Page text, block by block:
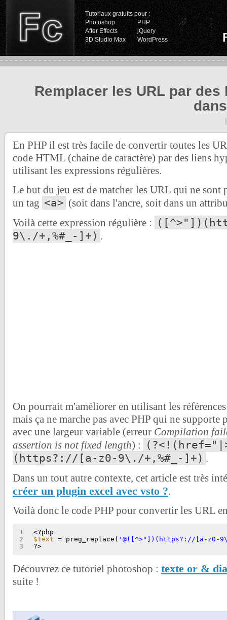
Tutoriaux gratuits pour :
Photoshop
PHP
After Effects
jQuery
3D Studio Max
WordPress
Remplacer les URL par des
En PHP il est très facile de convertir toutes les
code HTML (chaine de caractère) par des liens
utilisant les expressions régulières.
Le but du jeu est de matcher les URL qui ne sont
un tag <a> (soit dans l'ancre, soit dans un
Voilà cette expression régulière :
9\./+,%#_-]+) .
On pourrait m'améliorer en utilisant les
mais ça ne marche pas avec PHP qui ne supporte
avec une largeur variable (erreur Compilation
assertion is not fixed length) :
(https?://[a-z0-9\./+,%#_-]+) .
Dans un tout autre contexte, cet article est très
créer un plugin excel avec vsto ?.
Voilà donc le code PHP pour convertir les URL
1
2
3
<?php
$text
= preg_replace( '@([^>"])(https?://[a-z0-
?>
Découvrez ce tutoriel photoshop : texte or &
suite !